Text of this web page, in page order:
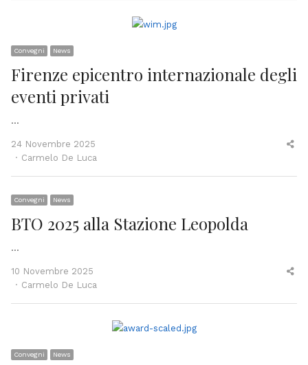
Convegni News
Firenze epicentro internazionale degli
eventi privati
…
24 Novembre 2025
Author
Carmelo De Luca
Convegni News
BTO 2025 alla Stazione Leopolda
…
10 Novembre 2025
Author
Carmelo De Luca
Convegni News